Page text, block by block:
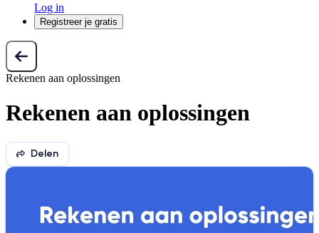
Log in
Registreer je gratis
Rekenen aan oplossingen
Rekenen aan oplossingen
Delen